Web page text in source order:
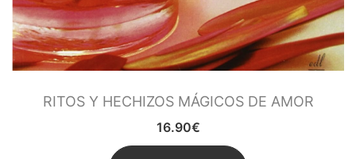
RITOS Y HECHIZOS MÁGICOS DE AMOR
16.90€